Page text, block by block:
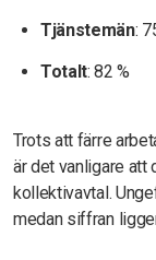
Tjänstemän:
Totalt: 82 %
Trots att färre
är det vanligare
kollektivavtal.
medan siffran